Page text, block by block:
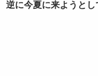
逆に今夏に来ようと